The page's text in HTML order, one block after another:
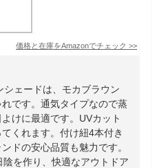
価格と在庫をAmazonでチェック >>
シェードは、モカブラウン
です。通気タイプなので蒸
けに最適です。UVカット
くれます。付け紐4本付き
ドの安心品質も魅力です。
を作り、快適なアウトドア